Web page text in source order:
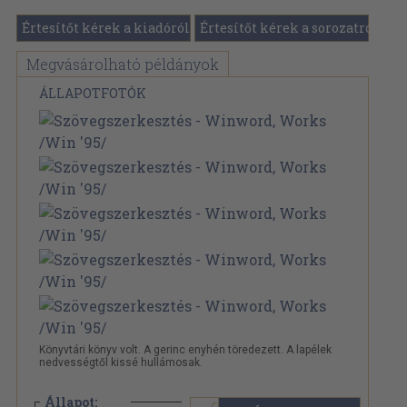
Értesítőt kérek a kiadóról Értesítőt kérek a sorozatról
Megvásárolható példányok
ÁLLAPOTFOTÓK
Könyvtári könyv volt. A gerinc enyhén töredezett. A lapélek
nedvességtől kissé hullámosak.
Állapot: